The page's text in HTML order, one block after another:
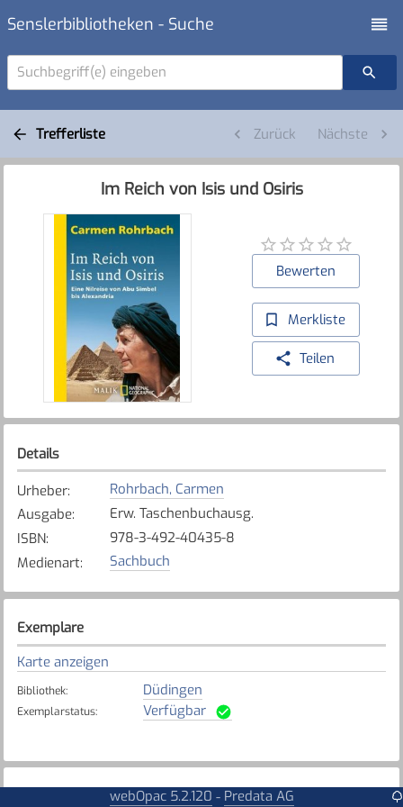
Senslerbibliotheken - Suche
Suchbegriff(e) eingeben
Trefferliste Zurück Nächste
Im Reich von Isis und Osiris
Bewerten
Merkliste
Teilen
Details
Urheber:
Rohrbach, Carmen
Ausgabe:
Erw. Taschenbuchausg.
ISBN:
978-3-492-40435-8
Medienart: Sachbuch
Exemplare
Karte anzeigen
Bibliothek: Düdingen
Exemplarstatus: Verfügbar
Weitere DetailswebOpac 5.2.120 - Predata AG